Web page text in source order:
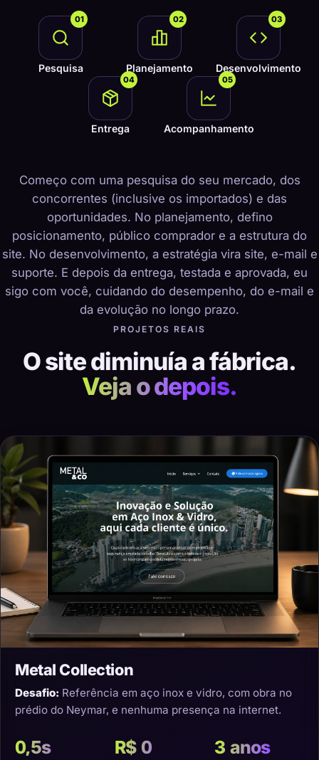
01
Pesquisa
02
Planejamento
03
Desenvolvimento
04
Entrega
05
Acompanhamento
Começo com uma pesquisa do seu mercado, dos
concorrentes (inclusive os importados) e das
oportunidades. No planejamento, defino
posicionamento, público comprador e a estrutura do
site. No desenvolvimento, a estratégia vira site, e-mail e
suporte. E depois da entrega, testada e aprovada, eu
sigo com você, cuidando do desempenho, do e-mail e
da evolução no longo prazo.
PROJETOS REAIS
O site diminuía a fábrica.
Veja o depois.
Metal Collection
Desafio: Referência em aço inox e vidro, com obra no
prédio do Neymar, e nenhuma presença na internet.
0,5s R$ 0 3 anos